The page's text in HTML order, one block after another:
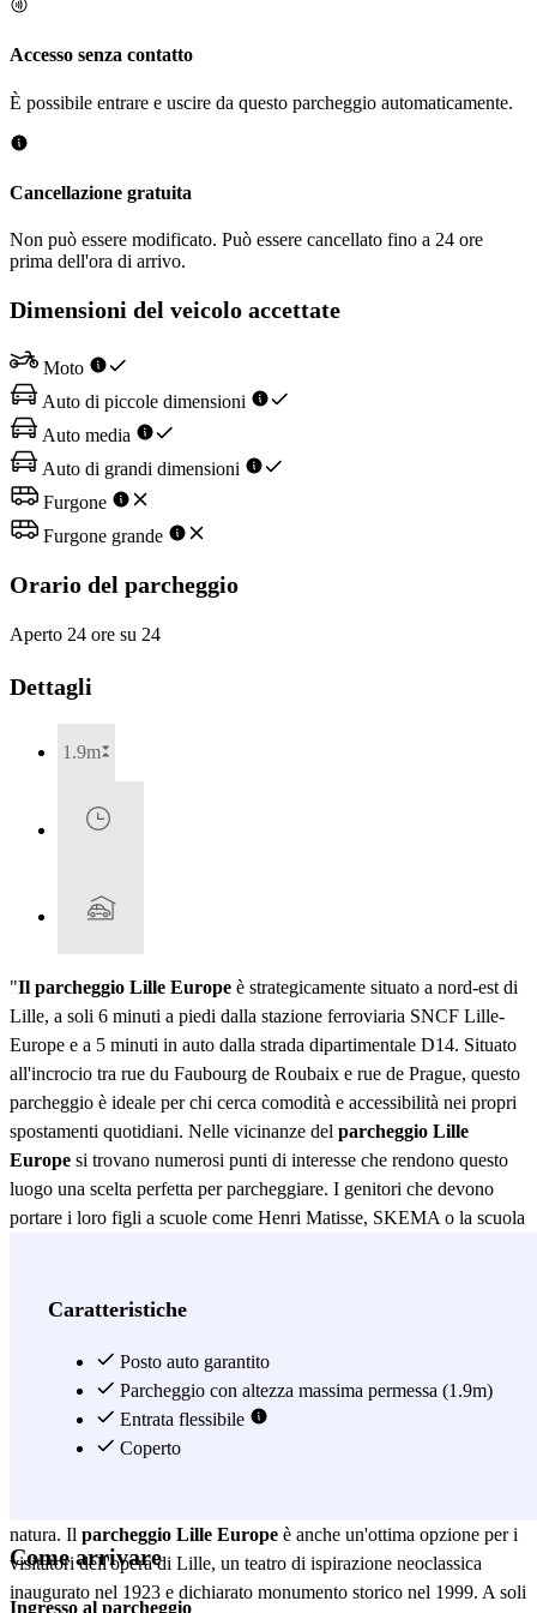
Accesso senza contatto
È possibile entrare e uscire da questo parcheggio automaticamente.
Cancellazione gratuita
Non può essere modificato. Può essere cancellato fino a 24 ore
prima dell'ora di arrivo.
Dimensioni del veicolo accettate
Moto
Auto di piccole dimensioni
Auto media
Auto di grandi dimensioni
Furgone
Furgone grande
Orario del parcheggio
Aperto 24 ore su 24
Dettagli
1.9m
"Il parcheggio Lille Europe è strategicamente situato a nord-est di
Lille, a soli 6 minuti a piedi dalla stazione ferroviaria SNCF Lille-
Europe e a 5 minuti in auto dalla strada dipartimentale D14. Situato
all'incrocio tra rue du Faubourg de Roubaix e rue de Prague, questo
parcheggio è ideale per chi cerca comodità e accessibilità nei propri
spostamenti quotidiani. Nelle vicinanze del parcheggio Lille
Europe si trovano numerosi punti di interesse che rendono questo
luogo una scelta perfetta per parcheggiare. I genitori che devono
portare i loro figli a scuole come Henri Matisse, SKEMA o la scuola
piedi, permettendo ai visitatori di godersi una serata di
dello shopping, il centro commerciale Euralille si trova a 11 minuti a
piedi dalparcheggio Lille Europe. Qui, possono trovare una vasta
gamma di negozi come Mac, Uniqlo, Calzedonia e Primark, e
godersi un'esperienza di shopping senza stress grazie alla facilità di
natura. Il parcheggio Lille Europe è anche un'ottima opzione per i
visitatori dell'opera di Lille, un teatro di ispirazione neoclassica
inaugurato nel 1923 e dichiarato monumento storico nel 1999. A soli
Caratteristiche
Posto auto garantito
Parcheggio con altezza massima permessa (1.9m)
Entrata flessibile
Coperto
Come arrivare
Ingresso al parcheggio